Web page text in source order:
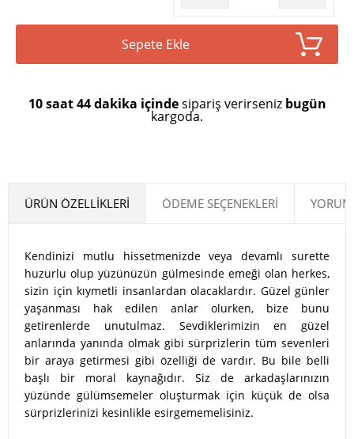
Sepete Ekle
10 saat 44 dakika içindesipariş verirseniz bugün
kargoda.
ÜRÜN ÖZELLIKLERI ÖDEME SEÇENEKLERI
Kendinizi mutlu hissetmenizde veya devamlı surette
huzurlu olup yüzünüzün gülmesinde emeği olan herkes,
sizin için kıymetli insanlardan olacaklardır. Güzel günler
yaşanması hak edilen anlar olurken, bize bunu
getirenlerde unutulmaz. Sevdiklerimizin en güzel
anlarında yanında olmak gibi sürprizlerin tüm sevenleri
bir araya getirmesi gibi özelliği de vardır. Bu bile belli
başlı bir moral kaynağıdır. Siz de arkadaşlarınızın
yüzünde gülümsemeler oluşturmak için küçük de olsa
sürprizlerinizi kesinlikle esirgememelisiniz.